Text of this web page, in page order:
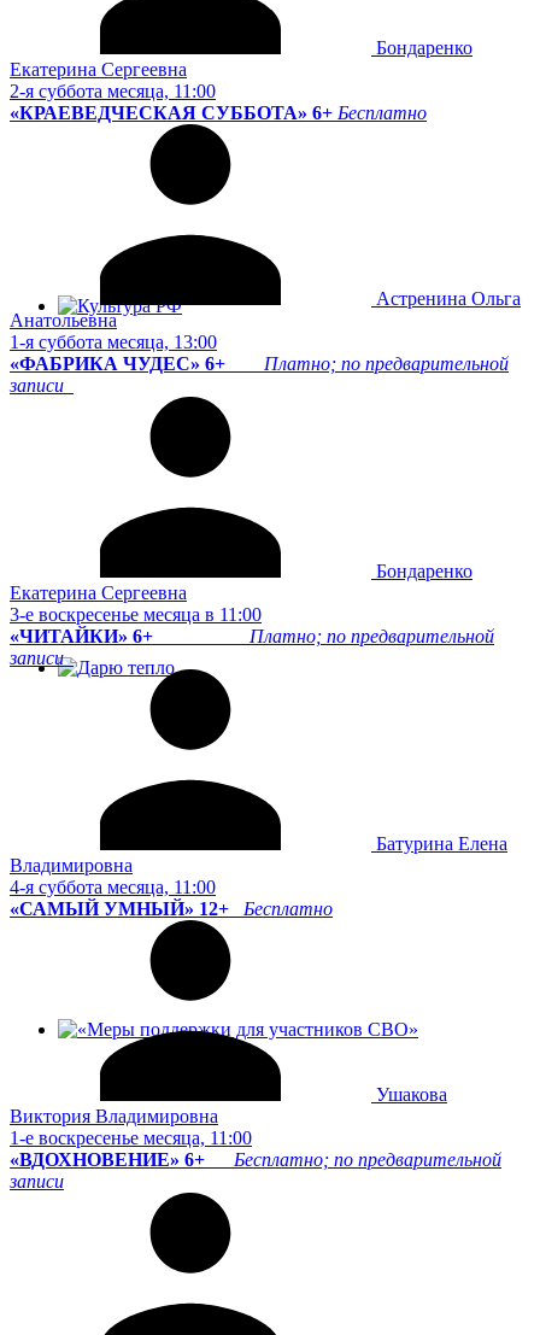
Бондаренко
Екатерина Сергеевна
2-я суббота месяца, 11:00
«КРАЕВЕДЧЕСКАЯ СУББОТА» 6+ Бесплатно
Астренина Ольга
Анатольевна
1-я суббота месяца, 13:00
«ФАБРИКА ЧУДЕС» 6+ Платно; по предварительной
записи
Бондаренко
Екатерина Сергеевна
3-е воскресенье месяца в 11:00
«ЧИТАЙКИ» 6+ Платно; по предварительной
записи
Батурина Елена
Владимировна
4-я суббота месяца, 11:00
«САМЫЙ УМНЫЙ» 12+ Бесплатно
Ушакова
Виктория Владимировна
1-е воскресенье месяца, 11:00
«ВДОХНОВЕНИЕ» 6+ Бесплатно; по предварительной
записи